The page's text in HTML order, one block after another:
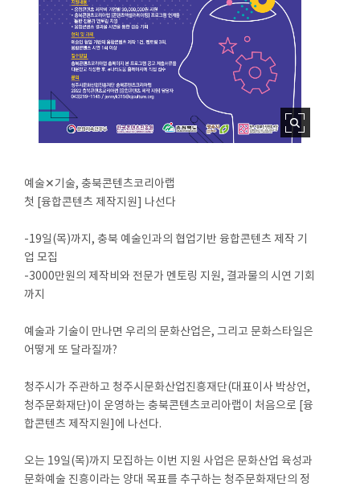
예술✕기술, 충북콘텐츠코리아랩
첫 [융합콘텐츠 제작지원] 나선다
-19일(목)까지, 충북 예술인과의 협업기반 융합콘텐츠 제작 기
업 모집
-3000만원의 제작비와 전문가 멘토링 지원, 결과물의 시연 기회
까지
예술과 기술이 만나면 우리의 문화산업은, 그리고 문화스타일은
어떻게 또 달라질까?
청주시가 주관하고 청주시문화산업진흥재단(대표이사 박상언,
청주문화재단)이 운영하는 충북콘텐츠코리아랩이 처음으로 [융
합콘텐츠 제작지원]에 나선다.
오는 19일(목)까지 모집하는 이번 지원 사업은 문화산업 육성과
문화예술 진흥이라는 양대 목표를 추구하는 청주문화재단의 정